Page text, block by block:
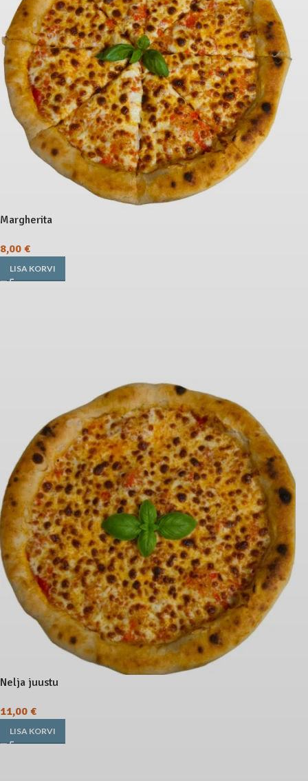
Margherita
8,00 €
LISA KORVI
Nelja juustu
11,00 €
LISA KORVI